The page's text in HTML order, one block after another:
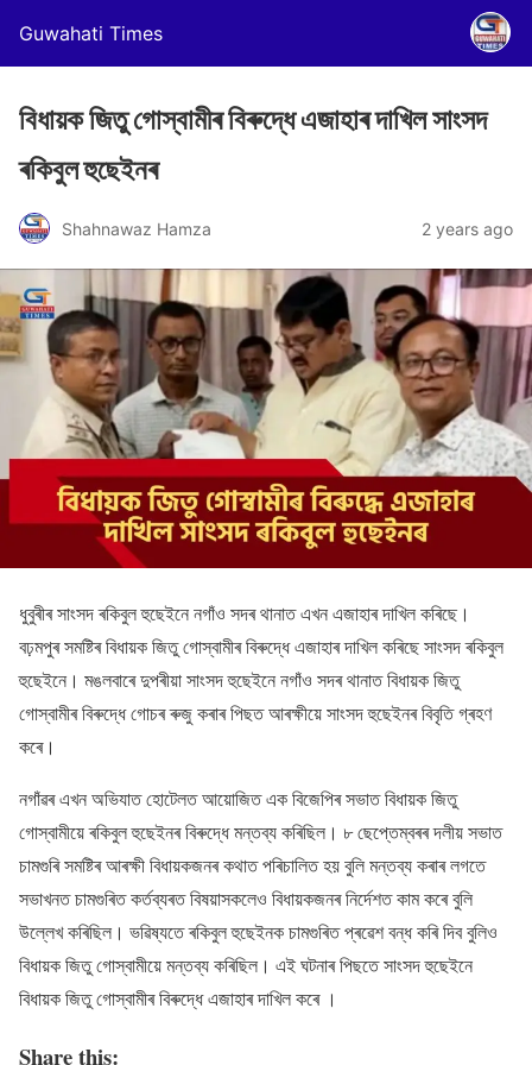
Guwahati Times
বিধায়ক জিতু গোস্বামীৰ বিৰুদ্ধে এজাহাৰ দাখিল সাংসদ
ৰকিবুল হুছেইনৰ
Shahnawaz Hamza 2 years ago
ধুবুৰীৰ সাংসদ ৰকিবুল হুছেইনে নগাঁও সদৰ থানাত এখন এজাহাৰ দাখিল কৰিছে।
বঢ়মপুৰ সমষ্টিৰ বিধায়ক জিতু গোস্বামীৰ বিৰুদ্ধে এজাহাৰ দাখিল কৰিছে সাংসদ ৰকিবুল
হুছেইনে। মঙলবাৰে দুপৰীয়া সাংসদ হুছেইনে নগাঁও সদৰ থানাত বিধায়ক জিতু
গোস্বামীৰ বিৰুদ্ধে গোচৰ ৰুজু কৰাৰ পিছত আৰক্ষীয়ে সাংসদ হুছেইনৰ বিবৃতি গ্ৰহণ
কৰে।
নগাঁৱৰ এখন অভিযাত হোটেলত আয়োজিত এক বিজেপিৰ সভাত বিধায়ক জিতু
গোস্বামীয়ে ৰকিবুল হুছেইনৰ বিৰুদ্ধে মন্তব্য কৰিছিল। ৮ ছেপ্তেম্বৰৰ দলীয় সভাত
চামগুৰি সমষ্টিৰ আৰক্ষী বিধায়কজনৰ কথাত পৰিচালিত হয় বুলি মন্তব্য কৰাৰ লগতে
সভাখনত চামগুৰিত কৰ্তব্যৰত বিষয়াসকলেও বিধায়কজনৰ নিৰ্দেশত কাম কৰে বুলি
উল্লেখ কৰিছিল। ভৱিষ্যতে ৰকিবুল হুছেইনক চামগুৰিত প্ৰৱেশ বন্ধ কৰি দিব বুলিও
বিধায়ক জিতু গোস্বামীয়ে মন্তব্য কৰিছিল। এই ঘটনাৰ পিছতে সাংসদ হুছেইনে
বিধায়ক জিতু গোস্বামীৰ বিৰুদ্ধে এজাহাৰ দাখিল কৰে ।
Share this: